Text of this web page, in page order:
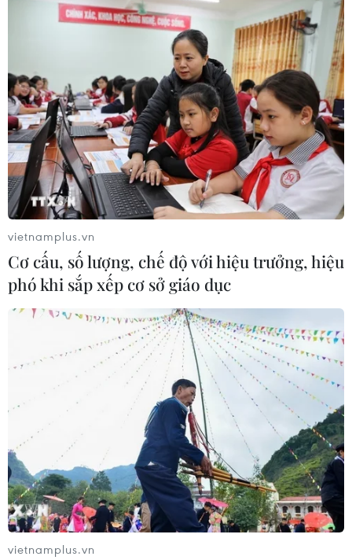
TIN CÙNG CHUYÊN MỤC
Giá vàng hướng tới tuần tăng mạnh
nhất kể từ tháng 1/2026
07/08/2026 08:14
vietnamplus.vn
Cơ cấu, số lượng, chế độ với hiệu trưởng, hiệu
phó khi sắp xếp cơ sở giáo dục
vietnamplus.vn